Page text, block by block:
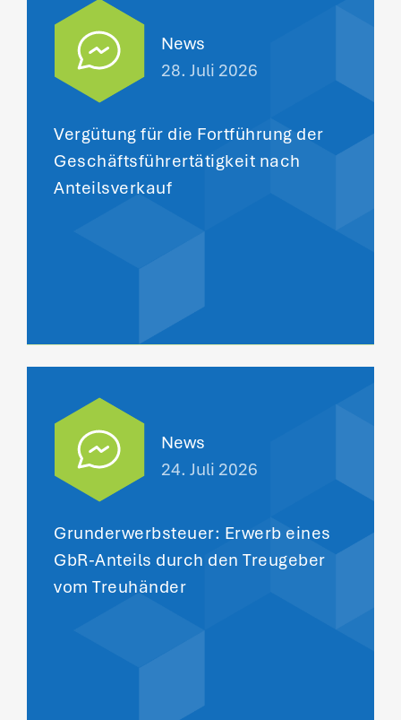
News
28. Juli 2026
Vergütung für die Fortführung der
Geschäftsführertätigkeit nach
Anteilsverkauf
News
24. Juli 2026
Grunderwerbsteuer: Erwerb eines
GbR-Anteils durch den Treugeber
vom Treuhänder